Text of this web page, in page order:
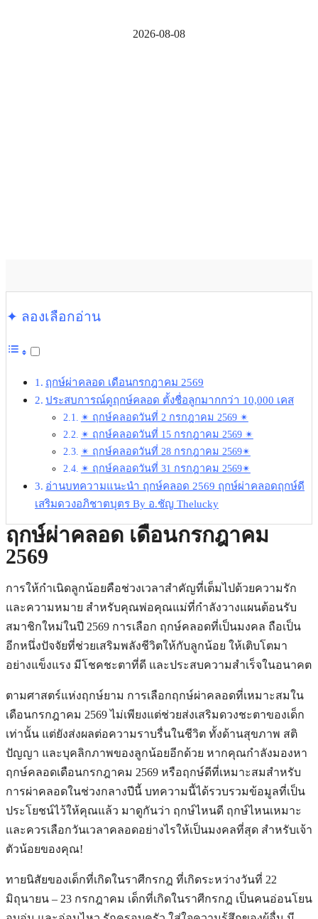
2026-08-08
✦ ลองเลือกอ่าน
ฤกษ์ผ่าคลอด เดือนกรกฎาคม 2569
ประสบการณ์ดูฤกษ์คลอด ตั้งชื่อลูกมากกว่า 10,000 เคส
✴︎ ฤกษ์คลอดวันที่ 2 กรกฎาคม 2569 ✴︎
✴︎ ฤกษ์คลอดวันที่ 15 กรกฎาคม 2569 ✴︎
✴︎ ฤกษ์คลอดวันที่ 28 กรกฎาคม 2569✴︎
✴︎ ฤกษ์คลอดวันที่ 31 กรกฎาคม 2569✴︎
อ่านบทความแนะนำ ฤกษ์คลอด 2569 ฤกษ์ผ่าคลอดฤกษ์ดี
เสริมดวงอภิชาตบุตร By อ.ชัญ Thelucky
ฤกษ์ผ่าคลอด เดือนกรกฎาคม
2569
การให้กำเนิดลูกน้อยคือช่วงเวลาสำคัญที่เต็มไปด้วยความรัก
และความหมาย สำหรับคุณพ่อคุณแม่ที่กำลังวางแผนต้อนรับ
สมาชิกใหม่ในปี 2569 การเลือก ฤกษ์คลอดที่เป็นมงคล ถือเป็น
อีกหนึ่งปัจจัยที่ช่วยเสริมพลังชีวิตให้กับลูกน้อย ให้เติบโตมา
อย่างแข็งแรง มีโชคชะตาที่ดี และประสบความสำเร็จในอนาคต
ตามศาสตร์แห่งฤกษ์ยาม การเลือกฤกษ์ผ่าคลอดที่เหมาะสมใน
เดือนกรกฎาคม 2569 ไม่เพียงแต่ช่วยส่งเสริมดวงชะตาของเด็ก
เท่านั้น แต่ยังส่งผลต่อความราบรื่นในชีวิต ทั้งด้านสุขภาพ สติ
ปัญญา และบุคลิกภาพของลูกน้อยอีกด้วย หากคุณกำลังมองหา
ฤกษ์คลอดเดือนกรกฎาคม 2569 หรือฤกษ์ดีที่เหมาะสมสำหรับ
การผ่าคลอดในช่วงกลางปีนี้ บทความนี้ได้รวบรวมข้อมูลที่เป็น
ประโยชน์ไว้ให้คุณแล้ว มาดูกันว่า ฤกษ์ไหนดี ฤกษ์ไหนเหมาะ
และควรเลือกวันเวลาคลอดอย่างไรให้เป็นมงคลที่สุด สำหรับเจ้า
ตัวน้อยของคุณ!
ทายนิสัยของเด็กที่เกิดในราศีกรกฎ ที่เกิดระหว่างวันที่ 22
มิถุนายน – 23 กรกฎาคม เด็กที่เกิดในราศีกรกฎ เป็นคนอ่อนโยน